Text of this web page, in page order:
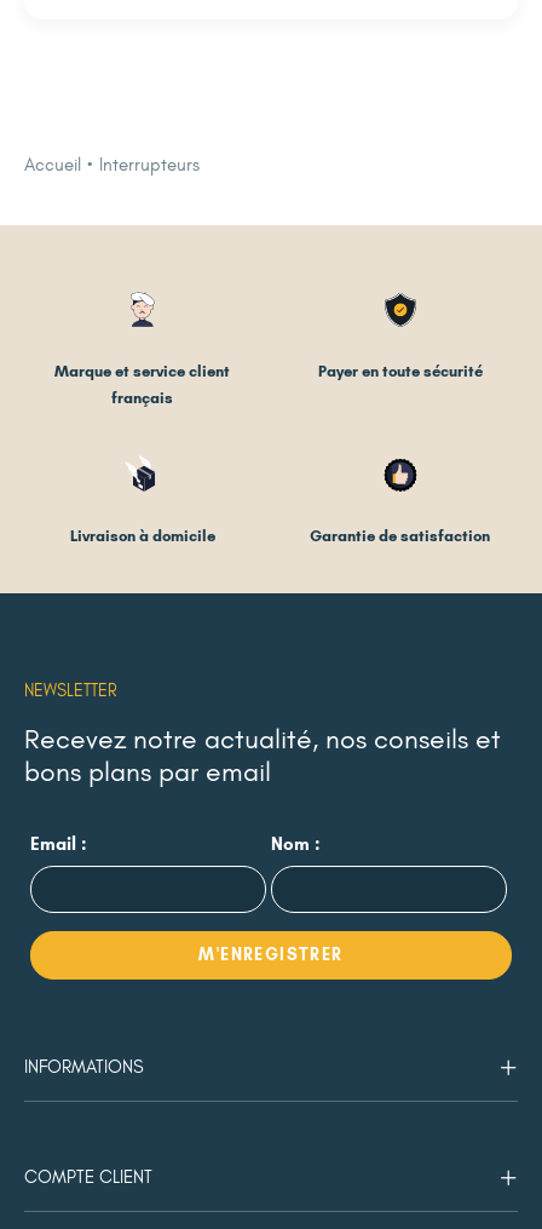
Accueil Interrupteurs
Marque et service client
français
Payer en toute sécurité
Livraison à domicile Garantie de satisfaction
NEWSLETTER
Recevez notre actualité, nos conseils et
bons plans par email
Email : Nom :
INFORMATIONS
COMPTE CLIENT